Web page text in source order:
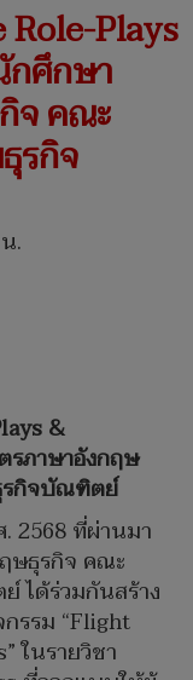
Plays
ศึกษา
จ คณะ
รกิจ
.
&
ภาษาอังกฤษ
รกิจบัณฑิตย์
2568 ที่ผ่านมา
ษธุรกิจ คณะ
ได้ร่วมกันสร้าง
รรม “Flight
ในรายวิชา